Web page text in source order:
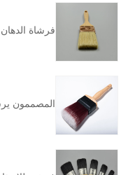
فرشاة الدهان
المصممون